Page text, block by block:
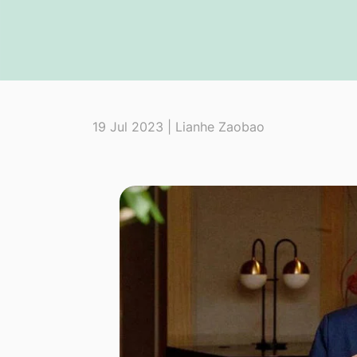
19 Jul 2023 | Lianhe Zaobao